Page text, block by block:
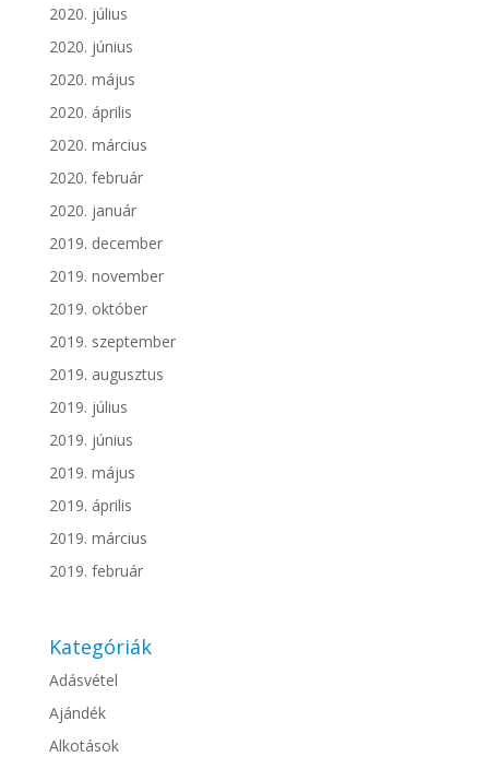
2020. július
2020. június
2020. május
2020. április
2020. március
2020. február
2020. január
2019. december
2019. november
2019. október
2019. szeptember
2019. augusztus
2019. július
2019. június
2019. május
2019. április
2019. március
2019. február
Kategóriák
Adásvétel
Ajándék
Alkotások